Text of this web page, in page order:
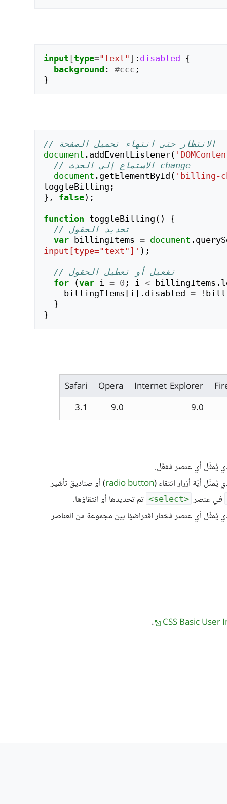
input [type="text" ] : disabled {
background : #ccc ;
}
// الانتظار حتى انتهاء تحميل الصفحة
document . addEventListener(
// الاستماع إلى الحدث change
document . getElementById ( 'billing-
toggleBilling ;
},
false);
function toggleBilling ()
{
// تحديد الحقول
var
billingItems = document .
input[type="text"]' );
// تفعيل أو تعطيل الحقول
for
(var i = 0 ; i < billingItems .
billingItems [i]. disabled = !
}
}
Internet Explorer
Opera
Safari
9.0
9.0
3.1
يُمثِّل أي عنصر مُفعّل.
يُمثِّل أيّة أزرار انتقاء (radio button) أو صناديق تأشير
في عنصر <select>
تم تحديدها أو انتقاؤها.
يُمثِّل أي عنصر مُختار افتراضيًا بين مجموعة من العناصر
CSS Basic
.